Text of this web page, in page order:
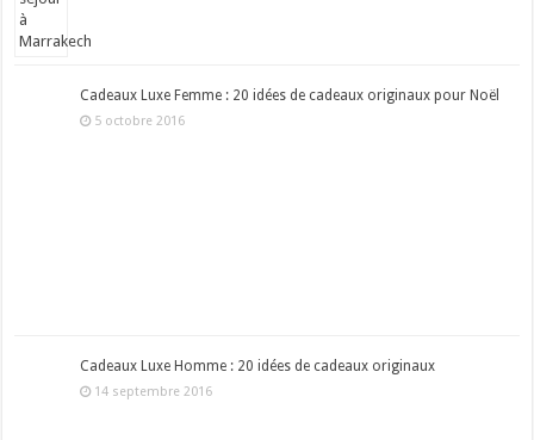
Cadeaux Luxe Femme : 20 idées de cadeaux originaux pour Noël
5 octobre 2016
Cadeaux Luxe Homme : 20 idées de cadeaux originaux
14 septembre 2016